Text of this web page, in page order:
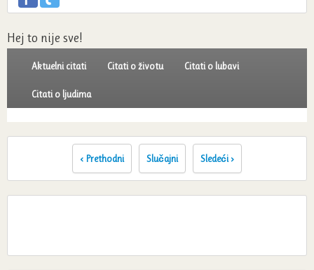
Hej to nije sve!
Aktuelni citati Citati o životu Citati o lubavi
Citati o ljudima
‹ Prethodni Slučajni Sledeći ›